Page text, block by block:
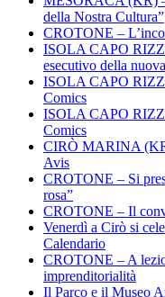
della Nostra Cultura”
CROTONE –
ISOLA CAPO
esecutivo della
ISOLA CAPO
Comics
ISOLA CAPO
Comics
CIRÒ MARINA
Avis
CROTONE – Si
rosa”
CROTONE – Il
Venerdì a Cirò si
Calendario
CROTONE – A
imprenditorialità
Il Parco e il Museo